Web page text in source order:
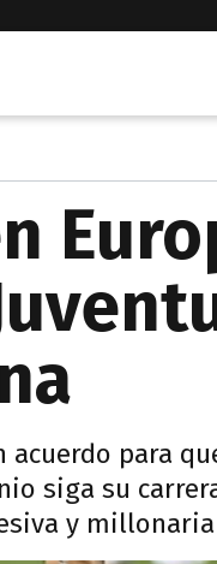
para
siga su
y